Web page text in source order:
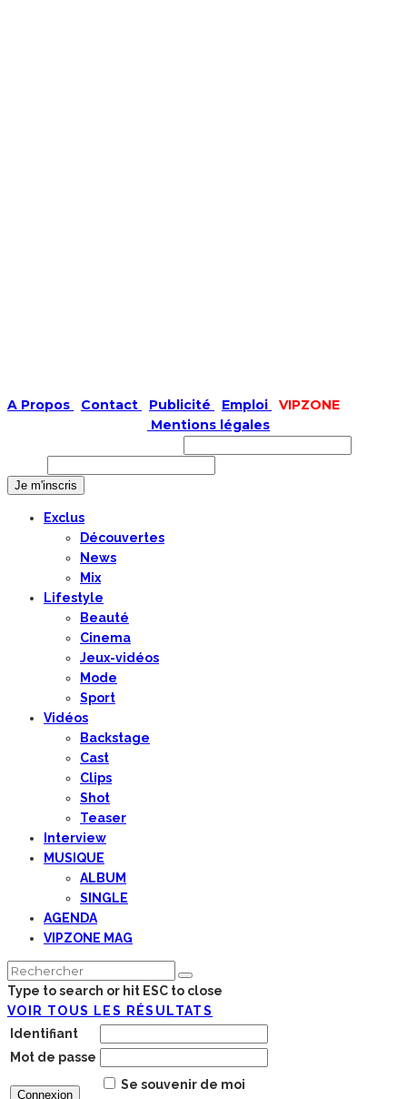
A Propos Contact Publicité Emploi
VIPZONE
Mentions légales
Exclus
Découvertes
News
Mix
Lifestyle
Beauté
Cinema
Jeux-vidéos
Mode
Sport
Vidéos
Backstage
Cast
Clips
Shot
Teaser
Interview
MUSIQUE
ALBUM
SINGLE
AGENDA
VIPZONE MAG
Type to search or hit ESC to close
VOIR TOUS LES RÉSULTATS
Identifiant
Mot de passe
Se souvenir de moi